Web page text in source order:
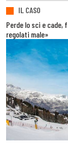
IL CASO
Perde lo sci e cade,
regolati male»